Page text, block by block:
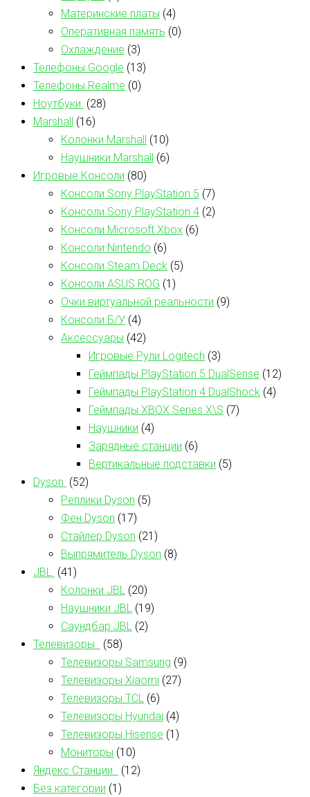
Материнские платы (4)
Оперативная память (0)
Охлаждение (3)
Телефоны Google (13)
Телефоны Realme (0)
Ноутбуки (28)
Marshall (16)
Колонки Marshall (10)
Наушники Marshall (6)
Игровые Консоли (80)
Консоли Sony PlayStation 5 (7)
Консоли Sony PlayStation 4 (2)
Консоли Microsoft Xbox (6)
Консоли Nintendo (6)
Консоли Steam Deck (5)
Консоли ASUS ROG (1)
Очки виртуальной реальности (9)
Консоли Б/У (4)
Аксессуары (42)
Игровые Рули Logitech (3)
Геймпады PlayStation 5 DualSense (12)
Геймпады PlayStation 4 DualShock (4)
Геймпады XBOX Series X\S (7)
Наушники (4)
Зарядные станции (6)
Вертикальные подставки (5)
Dyson (52)
Реплики Dyson (5)
Фен Dyson (17)
Стайлер Dyson (21)
Выпрямитель Dyson (8)
JBL
(41)
Колонки JBL (20)
Наушники JBL (19)
Саундбар JBL (2)
Телевизоры
(58)
Телевизоры Samsung (9)
Телевизоры Xiaomi (27)
Телевизоры TCL (6)
Телевизоры Hyundai (4)
Телевизоры Hisense (1)
Мониторы (10)
Яндекс Станции
(12)
Без категории (1)